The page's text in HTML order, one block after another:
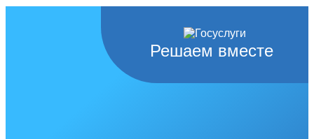
Решаем вместе